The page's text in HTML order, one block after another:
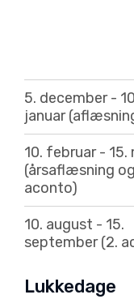
5. december -
januar
10. februar - 15.
(årsaflæsning
aconto)
10. august - 15.
september (2.
Lukkedage